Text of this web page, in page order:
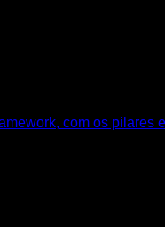
com os pilares